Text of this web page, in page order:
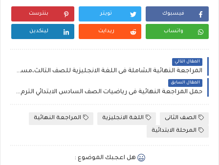
فيسبوك تويتر بنترست
واتساب ريدايت لينكدين
المقال التالي
المراجعة النهائية الشاملة فى اللغة الانجليزية للصف الثالث،مستر رجب أحمد
المقال السابق
حمل المراجعة النهائية فى رياضيات الصف السادس الابتدائي الترم الاول 2019 مراجعة المجتهد
الصف الثانى اللغة الانجليزية
المراجعة النهائية
المرحلة الابتدائية
هل اعجبك الموضوع :